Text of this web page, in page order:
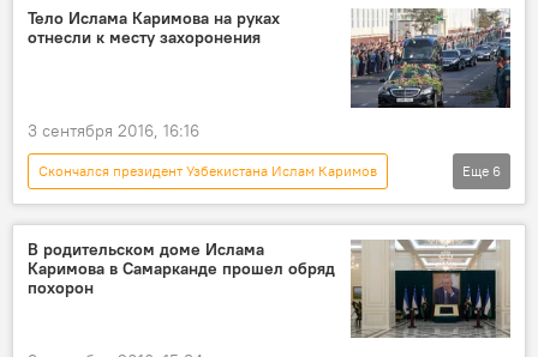
Азия
Пресс-дайджест
Узбекистан
Ислам Каримов
похороны
Тело Ислама Каримова на руках
отнесли к месту захоронения
3 сентября 2016, 16:16
Скончался президент Узбекистана Ислам Каримов
Общество
Пресс-дайджест
В мире
Узбекистан
Еще 6
В родительском доме Ислама
Каримова в Самарканде прошел обряд
похорон